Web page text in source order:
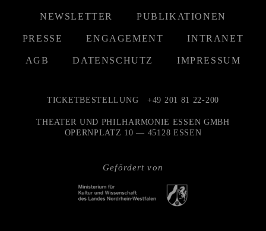
NEWSLETTER PUBLIKATIONEN
PRESSE ENGAGEMENT INTRANET
AGB DATENSCHUTZ IMPRESSUM
Gefördert von
TICKETBESTELLUNG +49 201 81 22-200
THEATER UND PHILHARMONIE ESSEN GMBH
OPERNPLATZ 10 — 45128 ESSEN